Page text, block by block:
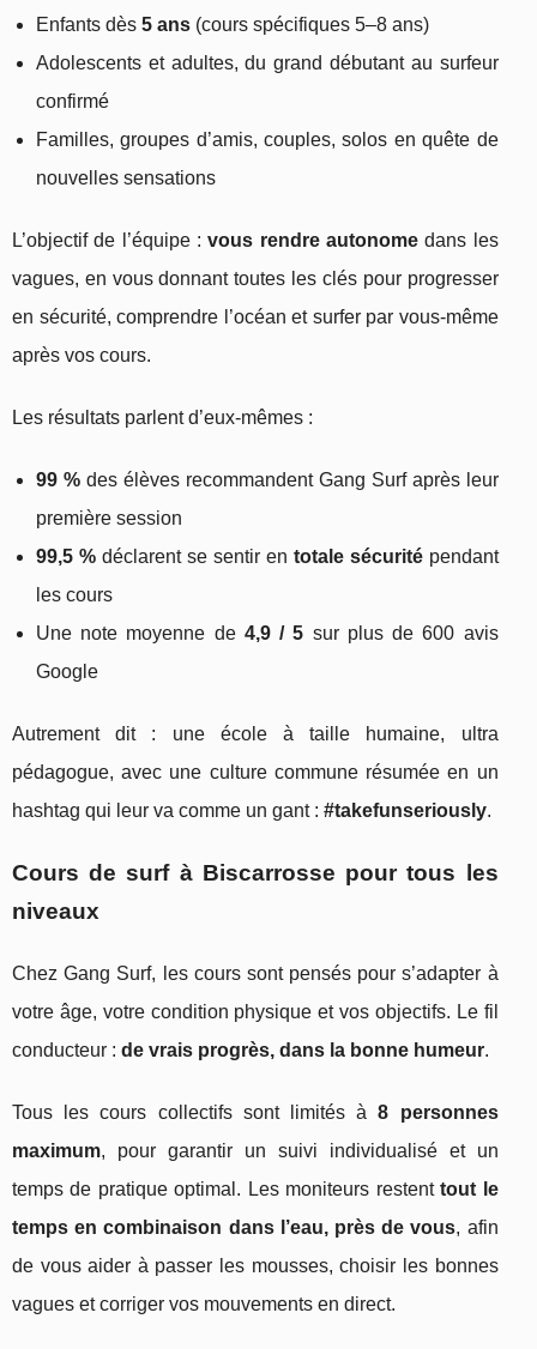
Enfants dès 5 ans (cours spécifiques 5–8 ans)
Adolescents et adultes, du grand débutant au surfeur
confirmé
Familles, groupes d’amis, couples, solos en quête de
nouvelles sensations
L’objectif de l’équipe :vous rendre autonomedans les
vagues, en vous donnant toutes les clés pour progresser
en sécurité, comprendre l’océan et surfer par vous-même
après vos cours.
Les résultats parlent d’eux-mêmes :
99 %des élèves recommandent Gang Surf après leur
première session
99,5 %déclarent se sentir en totale sécuritépendant
les cours
Une note moyenne de 4,9 / 5 sur plus de 600 avis
Google
Autrement dit : une école à taille humaine, ultra
pédagogue, avec une culture commune résumée en un
hashtag qui leur va comme un gant : #takefunseriously.
Cours de surf à Biscarrosse pour tous les
niveaux
Chez Gang Surf, les cours sont pensés pour s’adapter à
votre âge, votre condition physique et vos objectifs. Le fil
conducteur : de vrais progrès, dans la bonne humeur.
Tous les cours collectifs sont limités à8 personnes
maximum, pour garantir un suivi individualisé et un
temps de pratique optimal. Les moniteurs restenttout le
temps en combinaison dans l’eau, près de vous, afin
de vous aider à passer les mousses, choisir les bonnes
vagues et corriger vos mouvements en direct.